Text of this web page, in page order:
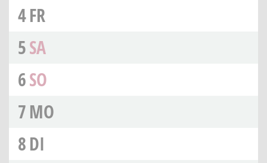
4FR
5SA
6SO
7MO
8DI